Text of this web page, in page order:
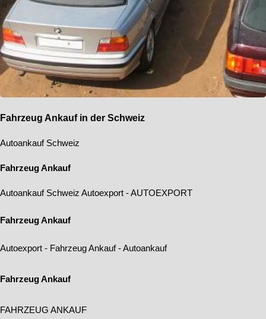
Fahrzeug Ankauf in der Schweiz
Autoankauf Schweiz
Fahrzeug Ankauf
Autoankauf Schweiz Autoexport -AUTOEXPORT
Fahrzeug Ankauf
Autoexport - Fahrzeug Ankauf-Autoankauf
Fahrzeug Ankauf
FAHRZEUG ANKAUF